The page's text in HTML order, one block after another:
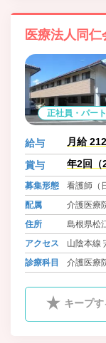
医療法人同
正社員・パート
給与 月給
賞与 年2回（
募集形態
看護師（
配属
介護医療
住所
島根県松
アクセス
山陰本線
診療科目
介護医療
キープす